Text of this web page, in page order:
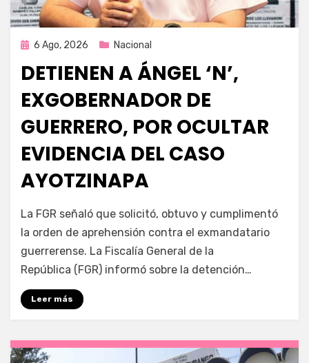
Publicada
6 Ago, 2026 Nacional
DETIENEN A ÁNGEL ‘N’,
EXGOBERNADOR DE
GUERRERO, POR OCULTAR
EVIDENCIA DEL CASO
AYOTZINAPA
porFernando Miranda Servín
La FGR señaló que solicitó, obtuvo y cumplimentó
la orden de aprehensión contra el exmandatario
guerrerense. La Fiscalía General de la
República (FGR) informó sobre la detención…
Leer más